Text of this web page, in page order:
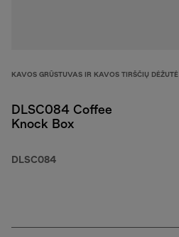
KAVOS GRŪSTUVAS IR KAVOS TIRŠČIŲ DĖŽUTĖ
DLSC084 Coffee
Knock Box
DLSC084